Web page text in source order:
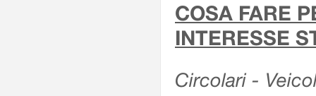
COSA FARE
INTERESSE
Circolari -